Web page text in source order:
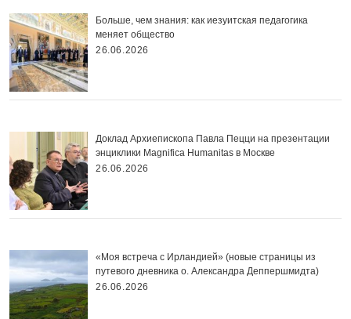
Больше, чем знания: как иезуитская педагогика
меняет общество
26.06.2026
Доклад Архиепископа Павла Пецци на презентации
энциклики Magnifica Нumanitas в Москве
26.06.2026
«Моя встреча с Ирландией» (новые страницы из
путевого дневника о. Александра Деппершмидта)
26.06.2026